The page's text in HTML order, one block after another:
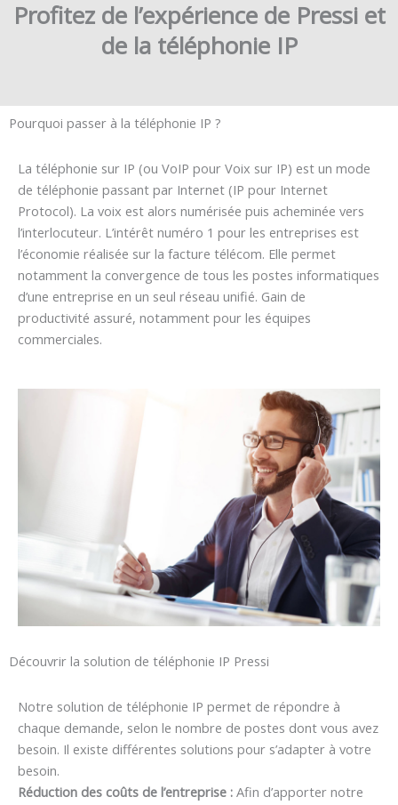
Profitez de l’expérience de Pressi et
de la téléphonie IP
Pourquoi passer à la téléphonie IP ?
La téléphonie sur IP (ou VoIP pour Voix sur IP) est un mode
de téléphonie passant par Internet (IP pour Internet
Protocol). La voix est alors numérisée puis acheminée vers
l’interlocuteur. L’intérêt numéro 1 pour les entreprises est
l’économie réalisée sur la facture télécom. Elle permet
notamment la convergence de tous les postes informatiques
d’une entreprise en un seul réseau unifié. Gain de
productivité assuré, notamment pour les équipes
commerciales.
Découvrir la solution de téléphonie IP Pressi
Notre solution de téléphonie IP permet de répondre à
chaque demande, selon le nombre de postes dont vous avez
besoin. Il existe différentes solutions pour s’adapter à votre
besoin.
Réduction des coûts de l’entreprise : Afin d’apporter notre